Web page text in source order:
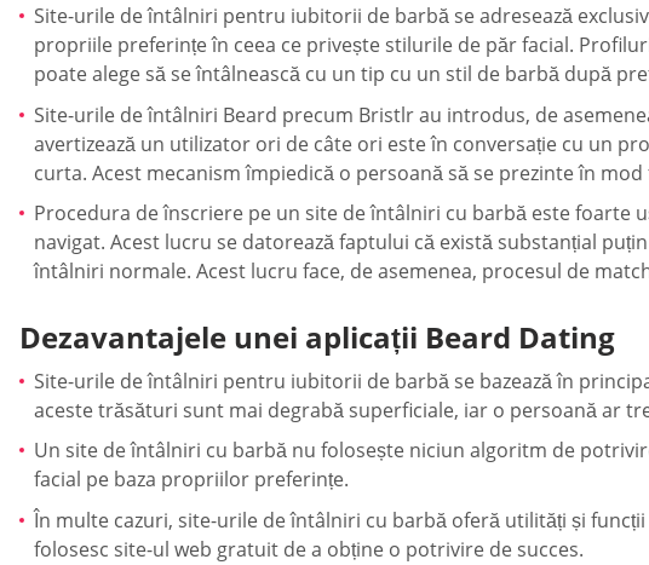
Site-urile de întâlniri pentru iubitorii de barbă se adresează
propriile preferințe în ceea ce privește stilurile de păr facial.
poate alege să se întâlnească cu un tip cu un stil de barbă după
Site-urile de întâlniri Beard precum Bristlr au introdus, de
avertizează un utilizator ori de câte ori este în conversație cu un
curta. Acest mecanism împiedică o persoană să se prezinte în
Procedura de înscriere pe un site de întâlniri cu barbă este foarte
navigat. Acest lucru se datorează faptului că există substanțial
întâlniri normale. Acest lucru face, de asemenea, procesul de
Dezavantajele unei aplicații Beard Dating
Site-urile de întâlniri pentru iubitorii de barbă se bazează în
aceste trăsături sunt mai degrabă superficiale, iar o persoană ar
Un site de întâlniri cu barbă nu folosește niciun algoritm de
facial pe baza propriilor preferințe.
În multe cazuri, site-urile de întâlniri cu barbă oferă utilități și
folosesc site-ul web gratuit de a obține o potrivire de succes.